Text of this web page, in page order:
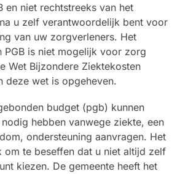
en niet rechtstreeks van het
u zelf verantwoordelijk bent voor
van uw zorgverleners. Het
PGB is niet mogelijk voor zorg
Wet Bijzondere Ziektekosten
deze wet is opgeheven.
budget (pgb) kunnen
hebben vanwege ziekte, een
ondersteuning aanvragen. Het
om te beseffen dat u niet altijd zelf
kiezen. De gemeente heeft het